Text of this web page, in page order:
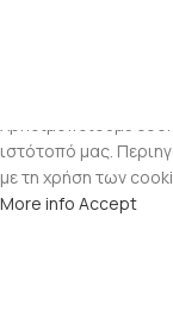
ιστότοπό μας.
με τη χρήση των
More info Accept